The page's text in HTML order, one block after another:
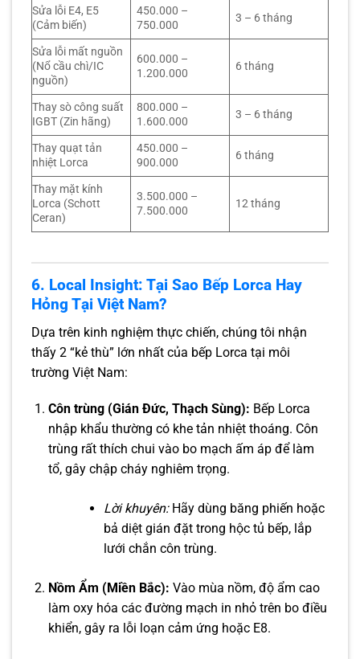
Sửa lỗi E4, E5
(Cảm biến)
450.000 –
750.000
3 – 6 tháng
Sửa lỗi mất nguồn
(Nổ cầu chì/IC
nguồn)
600.000 –
1.200.000
6 tháng
Thay sò công suất
IGBT (Zin hãng)
800.000 –
1.600.000
3 – 6 tháng
Thay quạt tản
nhiệt Lorca
450.000 –
900.000
6 tháng
Thay mặt kính
Lorca (Schott
Ceran)
3.500.000 –
7.500.000
12 tháng
6. Local Insight: Tại Sao Bếp Lorca Hay
Hỏng Tại Việt Nam?
Dựa trên kinh nghiệm thực chiến, chúng tôi nhận
thấy 2 “kẻ thù” lớn nhất của bếp Lorca tại môi
trường Việt Nam:
Côn trùng (Gián Đức, Thạch Sùng): Bếp Lorca
nhập khẩu thường có khe tản nhiệt thoáng. Côn
trùng rất thích chui vào bo mạch ấm áp để làm
tổ, gây chập cháy nghiêm trọng.
Lời khuyên:Hãy dùng băng phiến hoặc
bả diệt gián đặt trong hộc tủ bếp, lắp
lưới chắn côn trùng.
Nồm Ẩm (Miền Bắc): Vào mùa nồm, độ ẩm cao
làm oxy hóa các đường mạch in nhỏ trên bo điều
khiển, gây ra lỗi loạn cảm ứng hoặc E8.